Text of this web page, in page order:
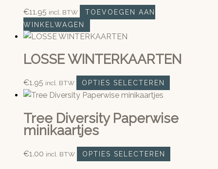
€11.95 incl. BTW
TOEVOEGEN AAN
WINKELWAGEN
LOSSE WINTERKAARTEN
€1.95 incl. BTW OPTIES SELECTEREN
meerdere
Tree Diversity Paperwise
minikaartjes
€1.00 incl. BTW OPTIES SELECTEREN